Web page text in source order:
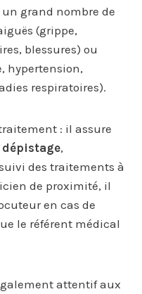
grand nombre de
(grippe,
blessures) ou
hypertension,
respiratoires).
: il assure
dépistage,
des traitements à
de proximité, il
en cas de
le référent médical
attentif aux